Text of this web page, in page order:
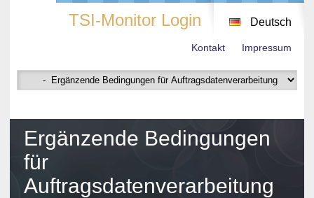
TSI-Monitor Login Deutsch
Kontakt Impressum
Ergänzende Bedingungen
für
Auftragsdatenverarbeitung